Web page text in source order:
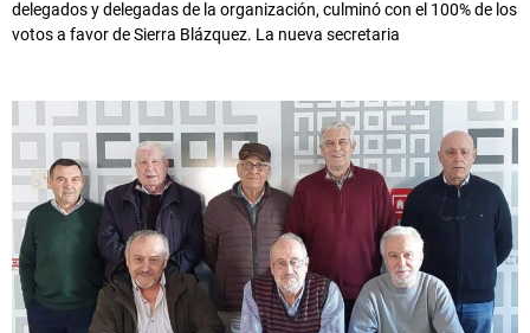
delegados y delegadas de la organización, culminó con el 100% de los
votos a favor de Sierra Blázquez. La nueva secretaria